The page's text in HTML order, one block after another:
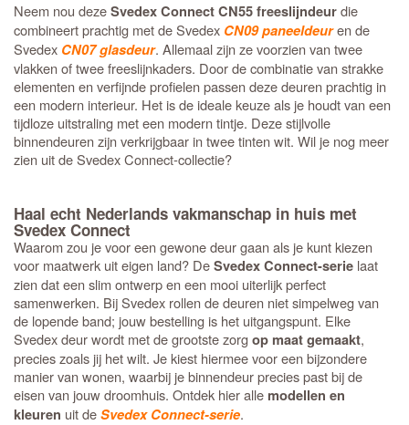
Neem nou dezeSvedex Connect CN55 freeslijndeurdie
combineert prachtig met de Svedex CN09 paneeldeuren de
Svedex CN07 glasdeur. Allemaal zijn ze voorzien van twee
vlakken of twee freeslijnkaders. Door de combinatie van strakke
elementen en verfijnde profielen passen deze deuren prachtig in
een modern interieur. Het is de ideale keuze als je houdt van een
tijdloze uitstraling met een modern tintje. Deze stijlvolle
binnendeuren zijn verkrijgbaar in twee tinten wit. Wil je nog meer
zien uit de Svedex Connect-collectie?
Haal echt Nederlands vakmanschap in huis met
Svedex Connect
Waarom zou je voor een gewone deur gaan als je kunt kiezen
voor maatwerk uit eigen land? DeSvedex Connect-serie laat
zien dat een slim ontwerp en een mooi uiterlijk perfect
samenwerken. Bij Svedex rollen de deuren niet simpelweg van
de lopende band; jouw bestelling is het uitgangspunt. Elke
Svedex deur wordt met de grootste zorgop maat gemaakt,
precies zoals jij het wilt. Je kiest hiermee voor een bijzondere
manier van wonen, waarbij je binnendeur precies past bij de
eisen van jouw droomhuis. Ontdek hier alle modellen en
kleuren uit deSvedex Connect-serie.